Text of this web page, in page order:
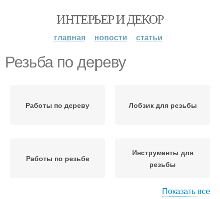
ИНТЕРЬЕР И ДЕКОР
главная новости статьи
Резьба по дереву
Работы по дереву Лобзик для резьбы
Работы по резьбе
Инструменты для
резьбы
Показать все